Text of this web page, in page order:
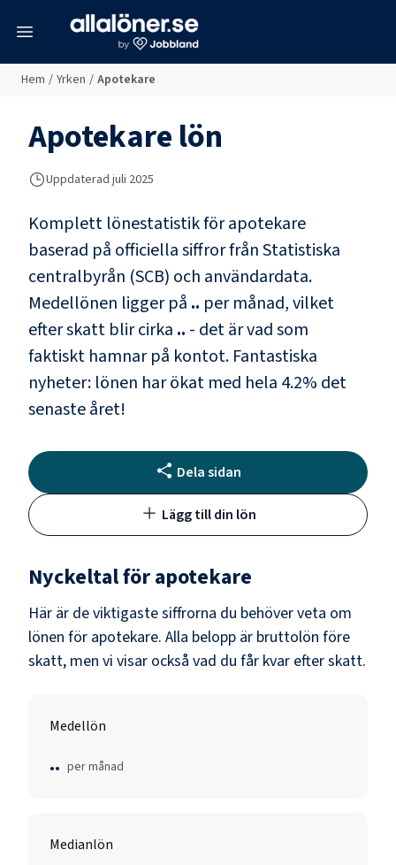
Hem / Yrken / Apotekare
Apotekarelön
Uppdaterad juli 2025
Komplett lönestatistik förapotekare
baserad på officiella siffror från Statistiska
centralbyrån (SCB) och användardata.
Medellönen ligger på .. per månad, vilket
efter skatt blir cirka .. - det är vad som
faktiskt hamnar på kontot. Fantastiska
nyheter: lönen har ökat med hela 4.2% det
senaste året!
Dela sidan
Lägg till din lön
Nyckeltal förapotekare
Här är de viktigaste siffrorna du behöver veta om
lönen för apotekare. Alla belopp är bruttolön före
skatt, men vi visar också vad du får kvar efter skatt.
Medellön
.. per månad
Medianlön